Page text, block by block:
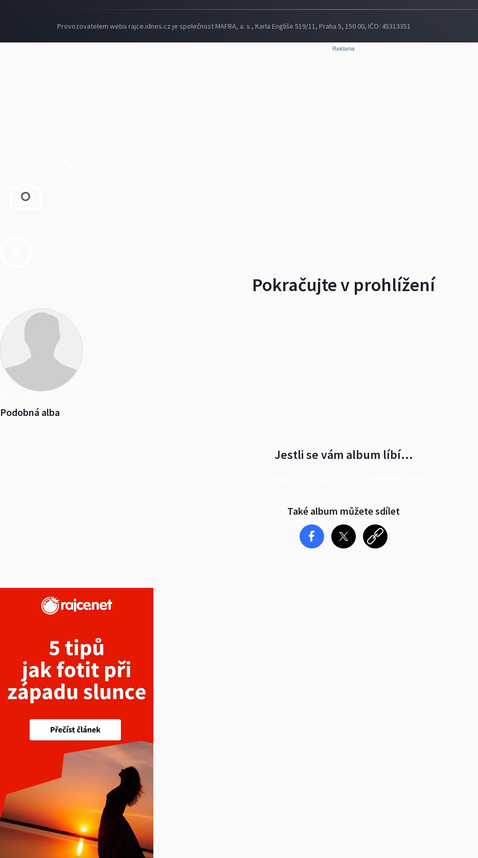
Provozovatelem webu rajce.idnes.cz je společnost MAFRA, a. s., Karla Engliše 519/11, Praha 5, 150 00, IČO: 45313351
Pokračujte v prohlížení
Podobná alba
Jestli se vám album líbí…
Také album můžete sdílet